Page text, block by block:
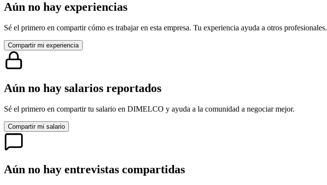
Aún no hay experiencias
Sé el primero en compartir cómo es trabajar en esta empresa. Tu experiencia ayuda a otros profesionales.
Compartir mi experiencia
Aún no hay salarios reportados
Sé el primero en compartir tu salario en DIMELCO y ayuda a la comunidad a negociar mejor.
Compartir mi salario
Aún no hay entrevistas compartidas